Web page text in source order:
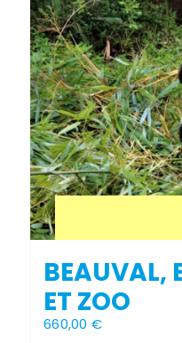
BEAUVAL,
ET ZOO
660,00 €